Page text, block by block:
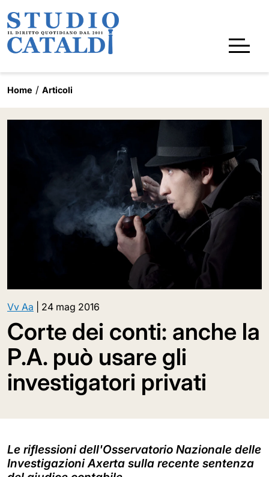
Home Articoli
Vv Aa 24 mag 2016
Corte dei conti: anche la
P.A. può usare gli
investigatori privati
Le riflessioni dell'Osservatorio Nazionale delle
Investigazioni Axerta sulla recente sentenza